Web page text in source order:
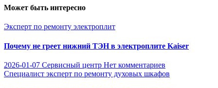
Может быть интересно
Эксперт по ремонту электроплит
Почему не греет нижний ТЭН в электроплите Kaiser
2026-01-07 Сервисный центр Нет комментариев
Специалист эксперт по ремонту духовых шкафов